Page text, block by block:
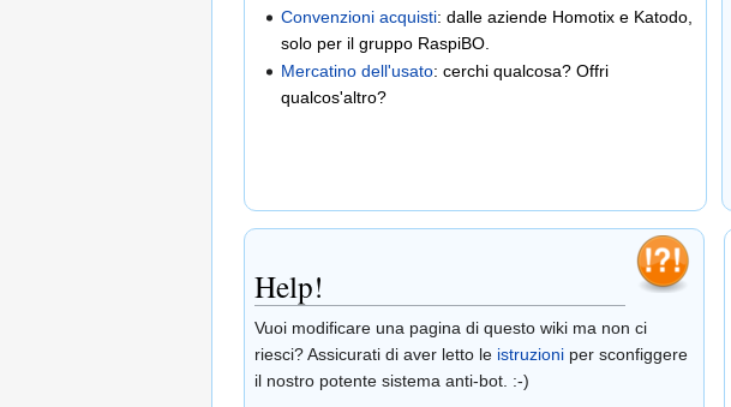
Convenzioni acquisti: dalle aziende Homotix e Katodo,
solo per il gruppo RaspiBO.
Mercatino dell'usato: cerchi qualcosa? Offri
qualcos'altro?
Help!
Vuoi modificare una pagina di questo wiki ma non ci
riesci? Assicurati di aver letto le istruzioni per sconfiggere
il nostro potente sistema anti-bot. :-)